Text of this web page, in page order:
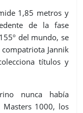
1,85 metros y
de la fase
del mundo, se
Jannik
títulos y
nunca había
1000, los